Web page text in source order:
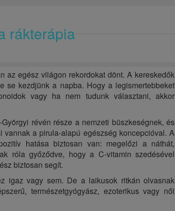
rákterápia
az egész világon rekordokat dönt. A kereskedők
se kezdjünk a napba. Hogy a legismertebbeket
vagy ha nem tudunk választani, akkor
révén része a nemzeti büszkeségnek, és
a pirula-alapú egészség koncepcióval. A
hatása biztosan van: megelőzi a náthát,
róla győződve, hogy a C-vitamin szedésével
biztosan segít.
igaz vagy sem. De a laikusok ritkán olvasnak
természetgyógyász, ezoterikus vagy női